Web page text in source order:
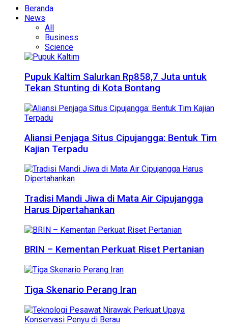
Beranda
News
All
Business
Science
Pupuk Kaltim Salurkan Rp858,7 Juta untuk
Tekan Stunting di Kota Bontang
Aliansi Penjaga Situs Cipujangga: Bentuk Tim
Kajian Terpadu
Tradisi Mandi Jiwa di Mata Air Cipujangga
Harus Dipertahankan
BRIN – Kementan Perkuat Riset Pertanian
Tiga Skenario Perang Iran